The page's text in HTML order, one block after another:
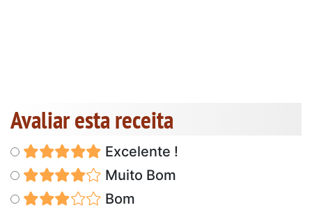
Avaliar esta receita
Excelente !
Muito Bom
Bom